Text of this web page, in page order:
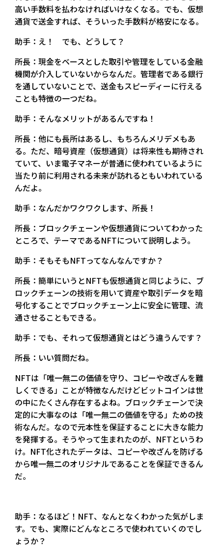
高い手数料を払わなければいけなくなる。でも、仮想
通貨で送金すれば、そういった手数料が格安になる。
助手：え！ でも、どうして？
所長：現金をベースとした取引や管理をしている金融
機関が介入していないからなんだ。管理者である銀行
を通していないことで、送金もスピーディーに行える
ことも特徴の一つだね。
助手：そんなメリットがあるんですね！
所長：他にも長所はあるし、もちろんメリデメもあ
る。ただ、暗号資産（仮想通貨）は将来性も期待され
ていて、いま電子マネーが普通に使われているように
当たり前に利用される未来が訪れるともいわれている
んだよ。
助手：なんだかワクワクします、所長！
所長：ブロックチェーンや仮想通貨についてわかった
ところで、テーマであるNFTについて説明しよう。
助手：そもそもNFTってなんなんですか？
所長：簡単にいうとNFTも仮想通貨と同じように、ブ
ロックチェーンの技術を用いて資産や取引データを暗
号化することでブロックチェーン上に安全に管理、流
通させることもできる。
助手：でも、それって仮想通貨とはどう違うんです？
所長：いい質問だね。
NFTは「唯一無二の価値を守り、コピーや改ざんを難
しくできる」ことが特徴なんだけどビットコインは世
の中にたくさん存在するよね。ブロックチェーンで決
定的に大事なのは「唯一無二の価値を守る」ための技
術なんだ。なので元本性を保証することに大きな能力
を発揮する。そうやって生まれたのが、NFTというわ
け。NFT化されたデータは、コピーや改ざんを防げる
から唯一無二のオリジナルであることを保証できるん
だ。
助手：なるほど！NFT、なんとなくわかった気がしま
す。でも、実際にどんなところで使われていくのでし
ょうか？